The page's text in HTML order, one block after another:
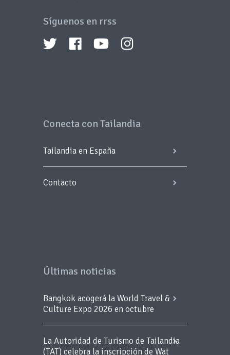
Síguenos en rrss
Conecta con Tailandia
Tailandia en España
Contacto
Últimas noticias
Bangkok acogerá la World Travel &
Culture Expo 2026 en octubre
La Autoridad de Turismo de Tailandia
(TAT) celebra la inscripción de Wat